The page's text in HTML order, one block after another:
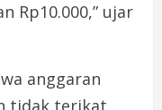
Rp10.000,” ujar
anggaran
tidak terikat